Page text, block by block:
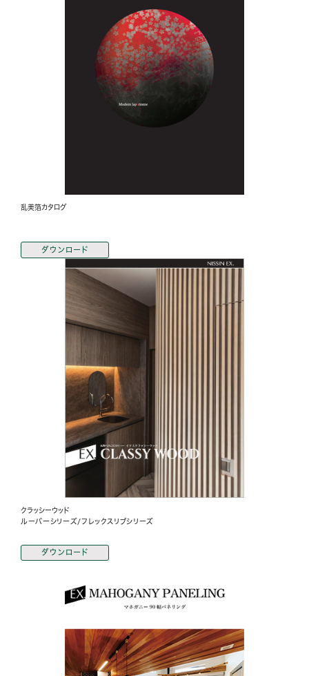
乱美箔カタログ
ダウンロード
クラッシーウッド
ルーバーシリーズ/フレックスリブシリーズ
ダウンロード